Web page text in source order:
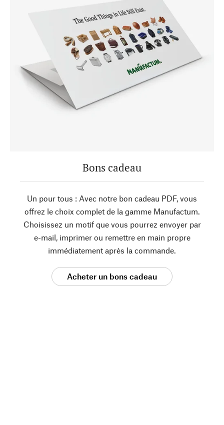
Bons cadeau
Un pour tous : Avec notre bon cadeau PDF, vous
offrez le choix complet de la gamme Manufactum.
Choisissez un motif que vous pourrez envoyer par
e-mail, imprimer ou remettre en main propre
immédiatement après la commande.
Acheter un bons cadeau